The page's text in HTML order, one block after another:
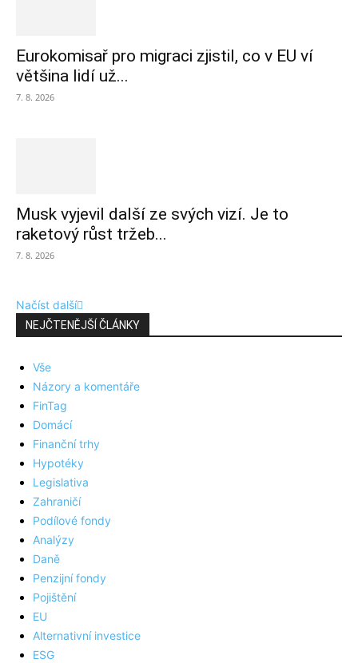
Eurokomisař pro migraci zjistil, co v EU ví
většina lidí už...
7. 8. 2026
Musk vyjevil další ze svých vizí. Je to
raketový růst tržeb...
7. 8. 2026
Načíst další
NEJČTENĚJŠÍ ČLÁNKY
Vše
Názory a komentáře
FinTag
Domácí
Finanční trhy
Hypotéky
Legislativa
Zahraničí
Podílové fondy
Analýzy
Daně
Penzijní fondy
Pojištění
EU
Alternativní investice
ESG